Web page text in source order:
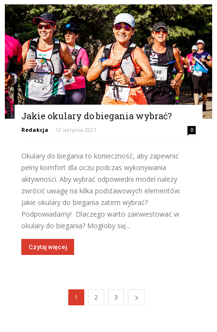
Jakie okulary do biegania wybrać?
Redakcja - 12 sierpnia 2021 0
Okulary do biegania to konieczność, aby zapewnić
pełny komfort dla oczu podczas wykonywania
aktywności. Aby wybrać odpowiedni model należy
zwrócić uwagę na kilka podstawowych elementów.
Jakie okulary do biegania zatem wybrać?
Podpowiadamy! Dlaczego warto zainwestować w
okulary do biegania? Mogłoby się...
Czytaj więcej
1 2 3